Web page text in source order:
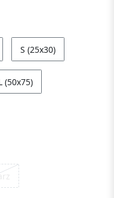
S (25x30)
(50x75)